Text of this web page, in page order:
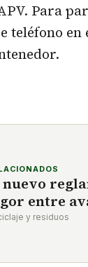
Para
en
nuevo
entre
y residuos